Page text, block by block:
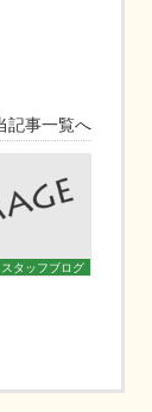
記事一覧へ
スタッフブログ